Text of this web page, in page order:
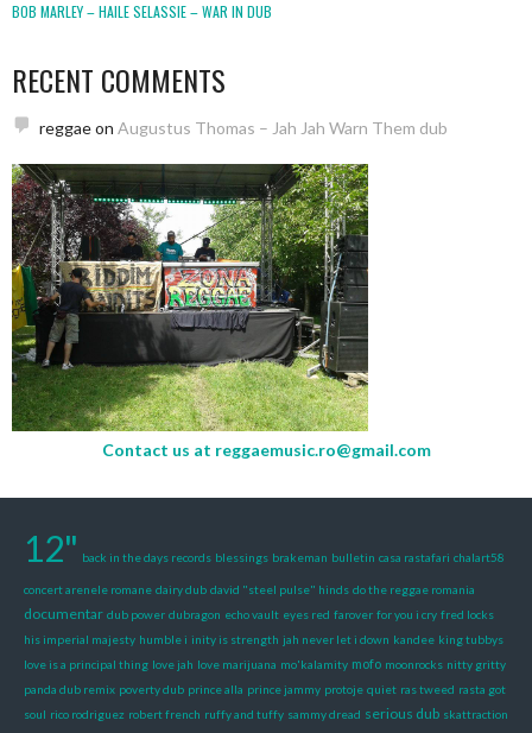
BOB MARLEY – HAILE SELASSIE – WAR IN DUB
RECENT COMMENTS
reggaeon Augustus Thomas – Jah Jah Warn Them dub
Contact us at reggaemusic.ro@gmail.com
12" back in the days records blessings brakeman bulletin casa rastafari chalart58
concert arenele romane dairy dub david "steel pulse" hinds do the reggae romania
documentar dub power dubragon echo vault eyes red farover for you i cry fred locks
his imperial majesty humble i inity is strength jah never let i down kandee king tubbys
love is a principal thing love jah love marijuana mo'kalamity mofo moonrocks nitty gritty
panda dub remix poverty dub prince alla prince jammy protoje quiet ras tweed rasta got
soul rico rodriguez robert french ruffy and tuffy sammy dread serious dub skattraction